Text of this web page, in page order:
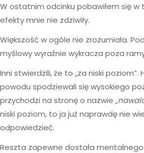
W ostatnim odcinku pobawiłem się w
efekty mnie nie zdziwiły.
Większość w ogóle nie zrozumiała.
myślowy wyraźnie wykracza poza
Inni stwierdzili, że to „za niski poziom”.
powodu spodziewali się wysokiego
przychodzi na stronę o nazwie „
niski poziom, to ja już naprawdę nie
odpowiedzieć.
Reszta zapewne dostała mentalnego